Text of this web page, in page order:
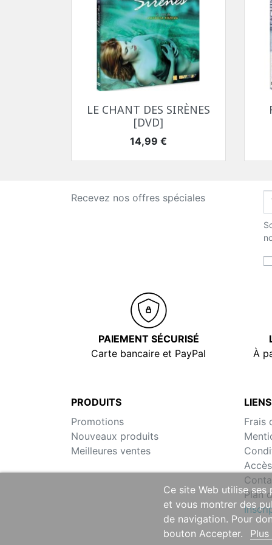
Aperçu rapide
LE CHANT DES SIRÈNES
[DVD]
Prix
14,99 €
Recevez nos offres spéciales
PAIEMENT SÉCURISÉ
Carte bancaire et PayPal
À
PRODUITS
Promotions
Nouveaux produits
Meilleures ventes
Frais
Plan
Ce site Web utilise
et vous montrer des
de navigation. Pour
bouton Accepter.